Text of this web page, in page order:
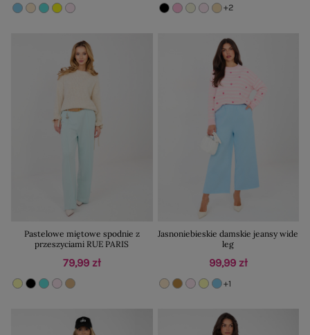
+2
Pastelowe miętowe spodnie z
przeszyciami RUE PARIS
79,99 zł
Jasnoniebieskie damskie jeansy wide
leg
99,99 zł
+1